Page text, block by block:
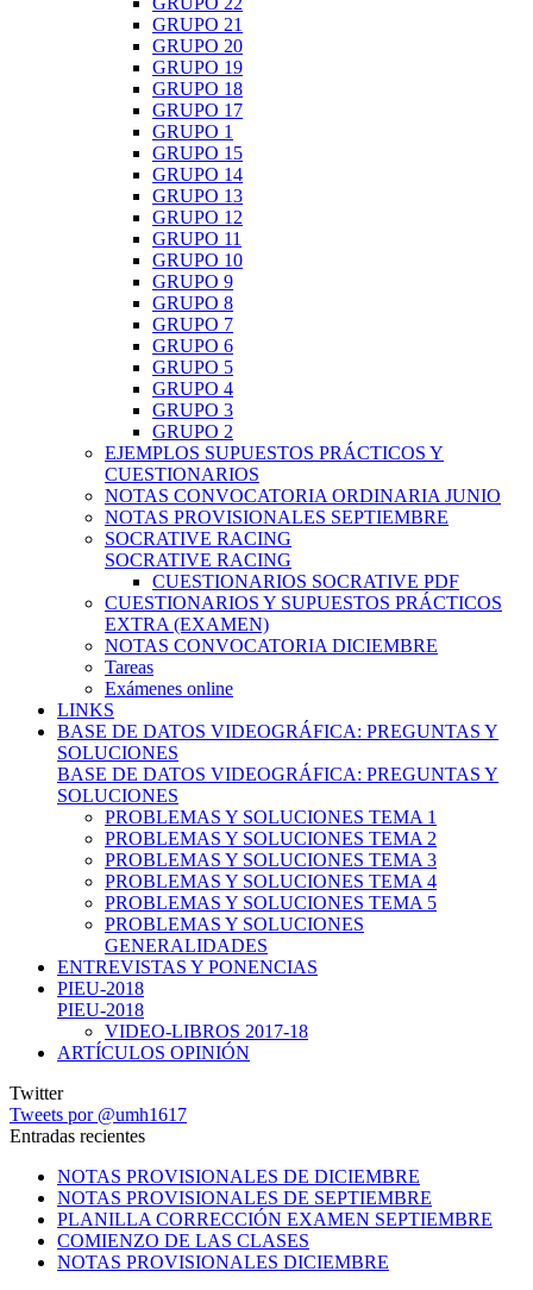
GRUPO 21
GRUPO 20
GRUPO 19
GRUPO 18
GRUPO 17
GRUPO 1
GRUPO 15
GRUPO 14
GRUPO 13
GRUPO 12
GRUPO 11
GRUPO 10
GRUPO 9
GRUPO 8
GRUPO 7
GRUPO 6
GRUPO 5
GRUPO 4
GRUPO 3
GRUPO 2
EJEMPLOS SUPUESTOS PRÁCTICOS Y
CUESTIONARIOS
NOTAS CONVOCATORIA ORDINARIA JUNIO
NOTAS PROVISIONALES SEPTIEMBRE
SOCRATIVE RACING
SOCRATIVE RACING
CUESTIONARIOS SOCRATIVE PDF
CUESTIONARIOS Y SUPUESTOS PRÁCTICOS
EXTRA (EXAMEN)
NOTAS CONVOCATORIA DICIEMBRE
Tareas
Exámenes online
LINKS
BASE DE DATOS VIDEOGRÁFICA: PREGUNTAS Y
SOLUCIONES
BASE DE DATOS VIDEOGRÁFICA: PREGUNTAS Y
SOLUCIONES
PROBLEMAS Y SOLUCIONES TEMA 1
PROBLEMAS Y SOLUCIONES TEMA 2
PROBLEMAS Y SOLUCIONES TEMA 3
PROBLEMAS Y SOLUCIONES TEMA 4
PROBLEMAS Y SOLUCIONES TEMA 5
PROBLEMAS Y SOLUCIONES
GENERALIDADES
ENTREVISTAS Y PONENCIAS
PIEU-2018
PIEU-2018
VIDEO-LIBROS 2017-18
ARTÍCULOS OPINIÓN
Twitter
Tweets por @umh1617
Entradas recientes
NOTAS PROVISIONALES DE DICIEMBRE
NOTAS PROVISIONALES DE SEPTIEMBRE
PLANILLA CORRECCIÓN EXAMEN SEPTIEMBRE
COMIENZO DE LAS CLASES
NOTAS PROVISIONALES DICIEMBRE